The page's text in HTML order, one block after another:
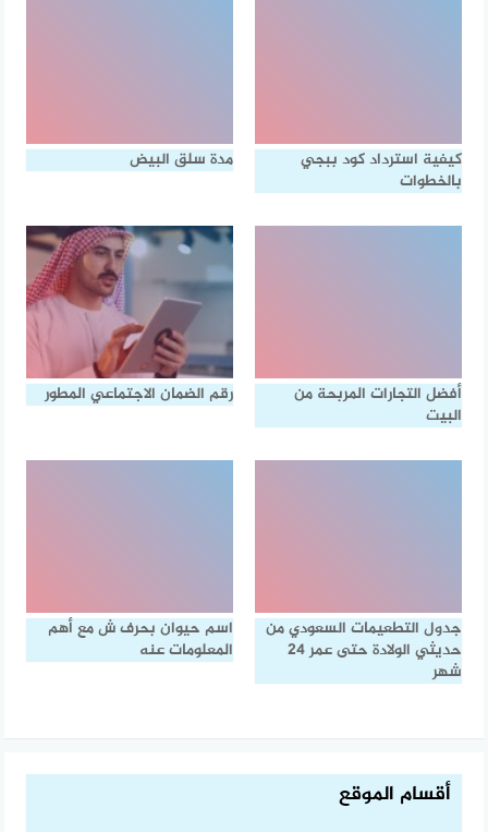
كيفية استرداد كود ببجي
بالخطوات
مدة سلق البيض
أفضل التجارات المربحة من
البيت
رقم الضمان الاجتماعي المطور
جدول التطعيمات السعودي من
حديثي الولادة حتى عمر 24
شهر
اسم حيوان بحرف ش مع أهم
المعلومات عنه
أقسام الموقع